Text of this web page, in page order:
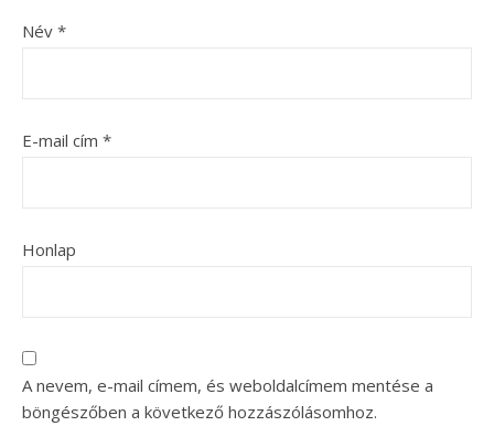
Név *
E-mail cím *
Honlap
A nevem, e-mail címem, és weboldalcímem mentése a
böngészőben a következő hozzászólásomhoz.